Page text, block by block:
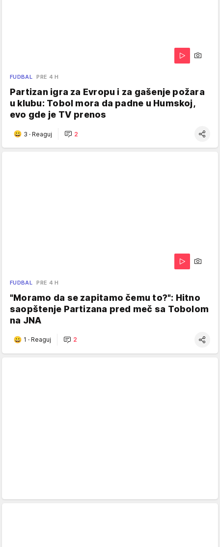
FUDBAL PRE 4 H
Partizan igra za Evropu i za gašenje požara
u klubu: Tobol mora da padne u Humskoj,
evo gde je TV prenos
3 · Reaguj 2
FUDBAL PRE 4 H
"Moramo da se zapitamo čemu to?": Hitno
saopštenje Partizana pred meč sa Tobolom
na JNA
1 · Reaguj 2